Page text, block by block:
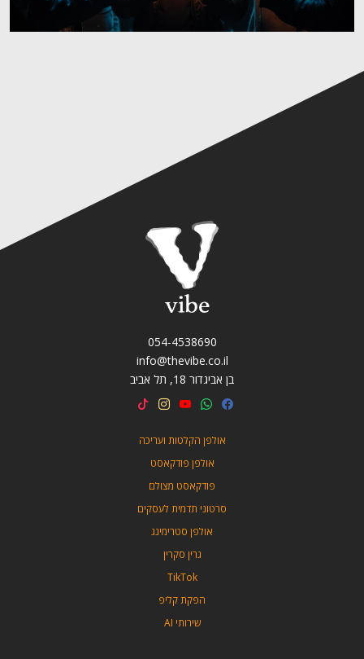
054-4538690
info@thevibe.co.il
בן אביגדור 18, תל אביב
אולפן הקלטות ועריכה
אולפן פודקאסט
פודקאסט מצולם
סרטוני תדמית לעסקים
אולפן סטרימינג
גרין סקרין
TikTok
הפקת קליפ
שירותי AI